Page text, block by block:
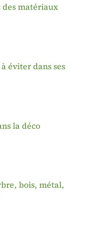
matériaux
éviter dans ses
la déco
bois, métal,